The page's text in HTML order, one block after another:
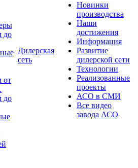
до
от
до
Дилерская
сеть
Новинки
производства
Наши
достижения
Информация
Развитие
дилерской сети
Технологии
Реализованные
проекты
АСО в СМИ
Все видео
завода АСО